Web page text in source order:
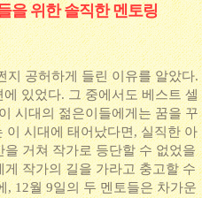
을 위한 솔직한 멘토링
지 공허하게 들린 이유를 알았다.
있었다. 그 중에서도 베스트 셀
시대의 젊은이들에게는 꿈을 꾸
이 시대에 태어났다면, 실직한 아
거쳐 작가로 등단할 수 없었을
작가의 길을 가라고 충고할 수
, 12월 9일의 두 멘토들은 차가운